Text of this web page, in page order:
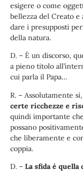
esigere o come
bellezza del Creato
dare i presupposti
della natura.
D. – È un discorso,
a pieno titolo
cui parla il Papa…
R. – Assolutamente sì,
certe ricchezze e
quindi importante
possano
che liberamente e
coppia.
D. – La sfida è